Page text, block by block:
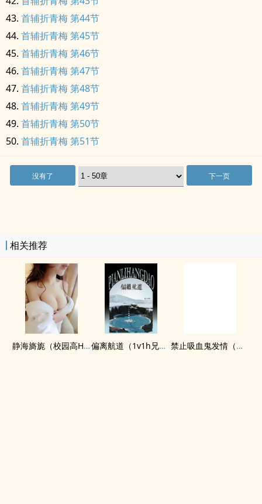
首辅折青梅 第44节
首辅折青梅 第45节
首辅折青梅 第46节
首辅折青梅 第47节
首辅折青梅 第48节
首辅折青梅 第49节
首辅折青梅 第50节
首辅折青梅 第51节
没有了 下一页
相关推荐
静海旖旎（校园高H） 偏离航道（1v1h兄妹骨科bg） 禁止吸血鬼发情（姐狗高H 1v1）